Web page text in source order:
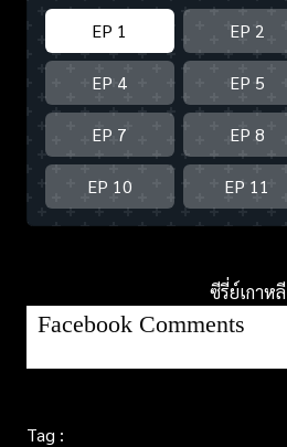
EP 1 EP 2
EP 4 EP 5
EP 7 EP 8
EP 10 EP 11
ซีรี่ย์เกาหลี
Facebook Comments
Tag :